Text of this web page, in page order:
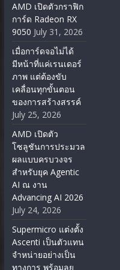
AMD เปิดตัวกราฟิก
การ์ด Radeon RX
9050 July 31, 2026
เมื่อการ์ดจอไม่ได้
มีหน้าที่แค่เรนเดอร์
ภาพ แต่ต้องขับ
เคลื่อนทุกขั้นตอน
ของการสร้างสรรค์
July 25, 2026
AMD เปิดตัว
โซลูชันการประมวล
ผลแบบครบวงจร
สำหรับยุค Agentic
AI ณ งาน
Advancing AI 2026
July 24, 2026
Supermicro แต่งตั้ง
Ascenti เป็นตัวแทน
จำหน่ายอย่างเป็น
ทางการ พร้อมลุย